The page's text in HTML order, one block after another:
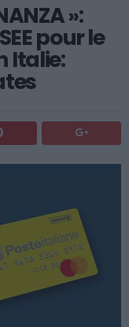
»:
pour le
Italie: